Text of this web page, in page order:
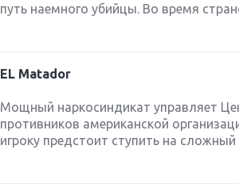
путь наемного убийцы. Во время
EL Matador
Мощный наркосиндикат управляет
противников американской
игроку предстоит ступить на